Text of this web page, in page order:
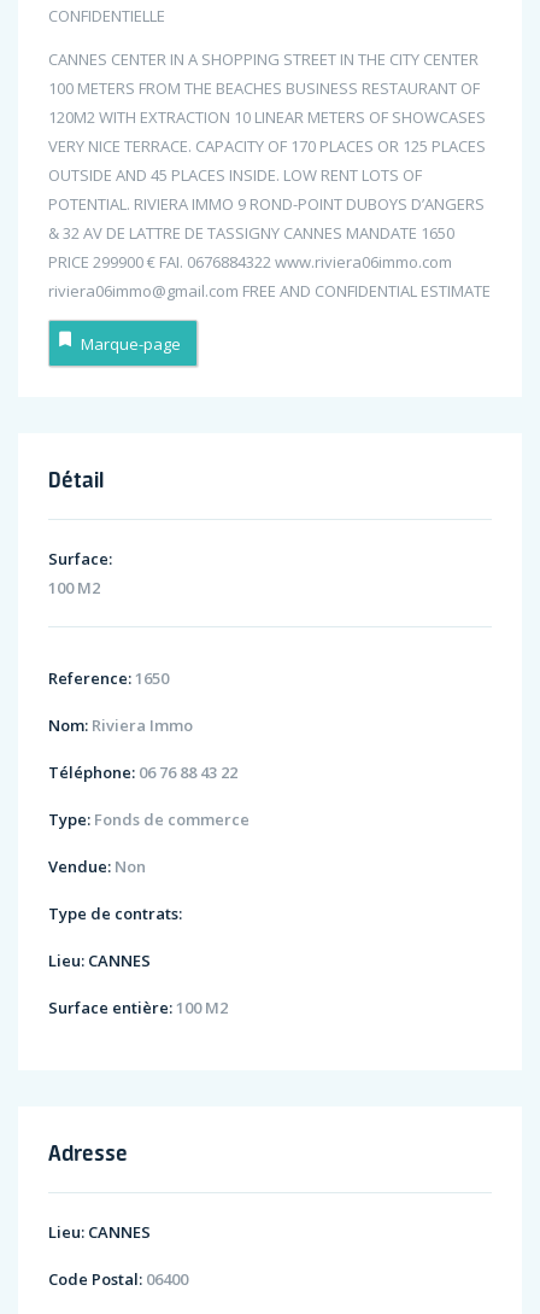
CONFIDENTIELLE
CANNES CENTER IN A SHOPPING STREET IN THE CITY CENTER
100 METERS FROM THE BEACHES BUSINESS RESTAURANT OF
120M2 WITH EXTRACTION 10 LINEAR METERS OF SHOWCASES
VERY NICE TERRACE. CAPACITY OF 170 PLACES OR 125 PLACES
OUTSIDE AND 45 PLACES INSIDE. LOW RENT LOTS OF
POTENTIAL. RIVIERA IMMO 9 ROND-POINT DUBOYS D’ANGERS
& 32 AV DE LATTRE DE TASSIGNY CANNES MANDATE 1650
PRICE 299900 € FAI. 0676884322 www.riviera06immo.com
riviera06immo@gmail.com FREE AND CONFIDENTIAL ESTIMATE
Marque-page
Détail
Surface:
100 M2
Reference: 1650
Nom: Riviera Immo
Téléphone: 06 76 88 43 22
Type: Fonds de commerce
Vendue: Non
Type de contrats:
Lieu: CANNES
Surface entière: 100 M2
Adresse
Lieu: CANNES
Code Postal: 06400